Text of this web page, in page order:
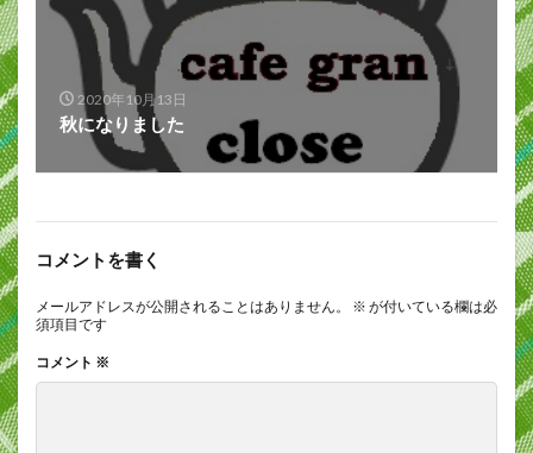
2020年10月13日
秋になりました
コメントを書く
メールアドレスが公開されることはありません。 ※ が付いている欄は必
須項目です
コメント ※